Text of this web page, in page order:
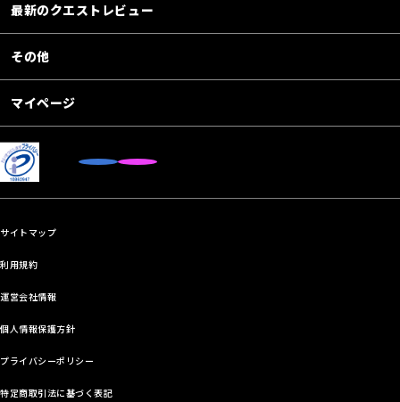
最新のクエストレビュー
その他
マイページ
サイトマップ
利用規約
運営会社情報
個人情報保護方針
プライバシーポリシー
特定商取引法に基づく表記